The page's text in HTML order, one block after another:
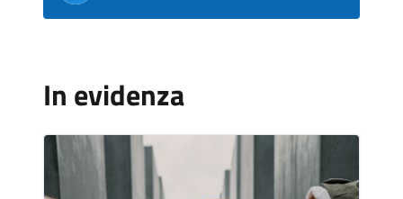
In evidenza